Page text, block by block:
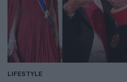
LIFESTYLE